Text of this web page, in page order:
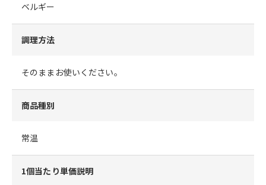
ベルギー
調理方法
そのままお使いください。
商品種別
常温
1個当たり単価説明